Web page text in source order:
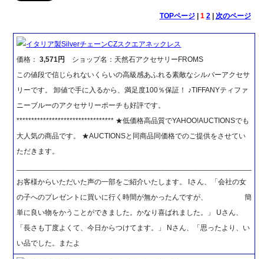
TOPページ| 1 2| 次のページ
イタリア製SilverチェーンCZスクエアネックレス
価格：3,571円
ショップ名：天然石アクセサリーFROMS
この値段で信じられないくらいの高級感あふれる素敵なシルバーアクセサ
リーです。 卸値で手に入るから、満足度100％保証！ ♪TIFFANYティファ
ニーブルーのアクセサリーポーチも好評です。
********************************* ★低価格高品質でYAHOO!AUCTIONSでも
大人気の商品です。 ★AUCTIONSと同商品同価格でのご提供をさせてい
ただきます。
お客様からいただいた声の一部をご紹介いたします。 Iさん、「会社の女
の子へのプレゼントに買いに行く時間が無かったんですが、 簡
単に良い物をかうことができました。かなり喜ばれました。」 Uさん、
「長さも丁度よくて、今日からつけてます。」 Nさん、「思ったより、い
い品でした。またよ